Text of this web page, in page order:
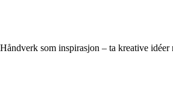
Håndverk som inspirasjon – ta kreative idéer